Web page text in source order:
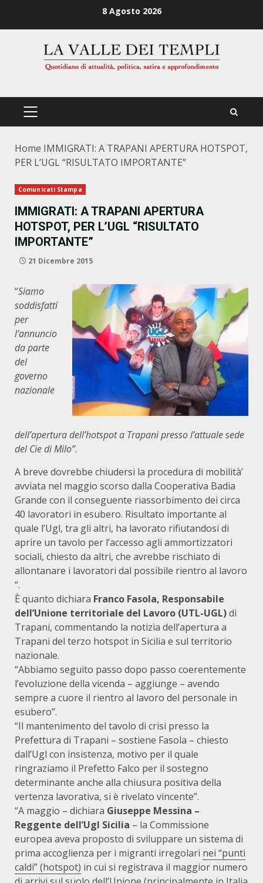
8 Agosto 2026
PRIMÄRES
Home IMMIGRATI: A TRAPANI APERTURA HOTSPOT,
PER L’UGL “RISULTATO IMPORTANTE”
Comunicati Stampa
IMMIGRATI: A TRAPANI APERTURA
HOTSPOT, PER L’UGL “RISULTATO
IMPORTANTE”
21 Dicembre 2015
“Siamo
soddisfatti
per
l’annuncio
da parte
del
governo
nazionale
dell’apertura dell’hotspot a Trapani presso l’attuale sede
del Cie di Milo”.
A breve dovrebbe chiudersi la procedura di mobilità’
avviata nel maggio scorso dalla Cooperativa Badia
Grande con il conseguente riassorbimento dei circa
40 lavoratori in esubero. Risultato importante al
quale l’Ugl, tra gli altri, ha lavorato rifiutandosi di
aprire un tavolo per l’accesso agli ammortizzatori
sociali, chiesto da altri, che avrebbe rischiato di
allontanare i lavoratori dal possibile rientro al lavoro
“.
È quanto dichiara Franco Fasola, Responsabile
dell’Unione territoriale del Lavoro (UTL-UGL)di
Trapani, commentando la notizia dell’apertura a
Trapani del terzo hotspot in Sicilia e sul territorio
nazionale.
“Abbiamo seguito passo dopo passo coerentemente
l’evoluzione della vicenda – aggiunge – avendo
sempre a cuore il rientro al lavoro del personale in
esubero”.
“Il mantenimento del tavolo di crisi presso la
Prefettura di Trapani – sostiene Fasola – chiesto
dall’Ugl con insistenza, motivo per il quale
ringraziamo il Prefetto Falco per il sostegno
determinante anche alla chiusura positiva della
vertenza lavorativa, si è rivelato vincente”.
“A maggio – dichiara Giuseppe Messina –
Reggente dell’Ugl Sicilia – la Commissione
europea aveva proposto di sviluppare un sistema di
prima accoglienza per i migranti irregolari nei “punti
caldi” (hotspot) in cui si registrava il maggior numero